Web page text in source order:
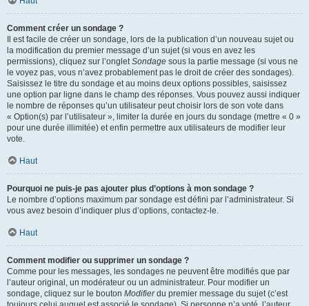
Comment créer un sondage ?
Il est facile de créer un sondage, lors de la publication d’un nouveau sujet ou
la modification du premier message d’un sujet (si vous en avez les
permissions), cliquez sur l’ongletSondage sous la partie message (si vous ne
le voyez pas, vous n’avez probablement pas le droit de créer des sondages).
Saisissez le titre du sondage et au moins deux options possibles, saisissez
une option par ligne dans le champ des réponses. Vous pouvez aussi indiquer
le nombre de réponses qu’un utilisateur peut choisir lors de son vote dans
« Option(s) par l’utilisateur », limiter la durée en jours du sondage (mettre « 0 »
pour une durée illimitée) et enfin permettre aux utilisateurs de modifier leur
vote.
Haut
Pourquoi ne puis-je pas ajouter plus d’options à mon sondage ?
Le nombre d’options maximum par sondage est défini par l’administrateur. Si
vous avez besoin d’indiquer plus d’options, contactez-le.
Haut
Comment modifier ou supprimer un sondage ?
Comme pour les messages, les sondages ne peuvent être modifiés que par
l’auteur original, un modérateur ou un administrateur. Pour modifier un
sondage, cliquez sur le bouton Modifierdu premier message du sujet (c’est